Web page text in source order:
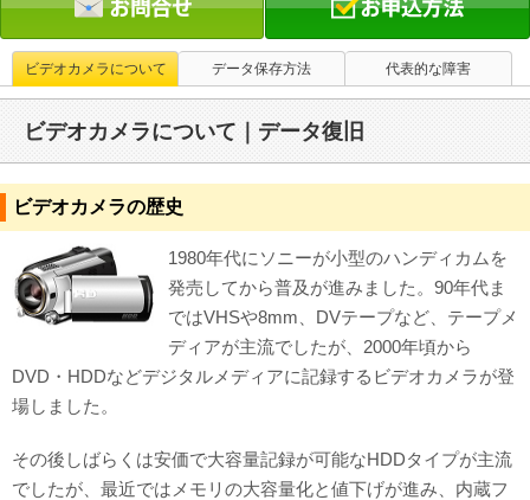
ビデオカメラについて データ保存方法 代表的な障害
ビデオカメラについて｜データ復旧
ビデオカメラの歴史
1980年代にソニーが小型のハンディカムを
発売してから普及が進みました。90年代ま
ではVHSや8mm、DVテープなど、テープメ
ディアが主流でしたが、2000年頃から
DVD・HDDなどデジタルメディアに記録するビデオカメラが登
場しました。
その後しばらくは安価で大容量記録が可能なHDDタイプが主流
でしたが、最近ではメモリの大容量化と値下げが進み、内蔵フ
データレスキューセンターの特徴
データ復旧料金
お客さまの声
対応メディア
よくあるご質問
データ復旧特集
データ復旧のウソ？ホント？
プライバシーマーク認定
ISO27001(ISMS)認証